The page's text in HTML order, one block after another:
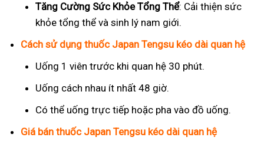
Tăng Cường Sức Khỏe Tổng Thể: Cải thiện sức
khỏe tổng thể và sinh lý nam giới.
Cách sử dụng thuốc Japan Tengsu kéo dài quan hệ
Uống 1 viên trước khi quan hệ 30 phút.
Uống cách nhau ít nhất 48 giờ.
Có thể uống trực tiếp hoặc pha vào đồ uống.
Giá bán thuốc Japan Tengsu kéo dài quan hệ